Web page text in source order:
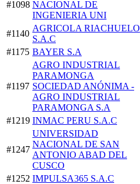
#1098 NACIONAL DE
INGENIERIA UNI
#1140
AGRICOLA RIACHUELO
S.A.C
#1175 BAYER S.A
#1197
AGRO INDUSTRIAL
PARAMONGA
SOCIEDAD ANÓNIMA -
AGRO INDUSTRIAL
PARAMONGA S.A
#1219 INMAC PERU S.A.C
#1247
UNIVERSIDAD
NACIONAL DE SAN
ANTONIO ABAD DEL
CUSCO
#1252 IMPULSA365 S.A.C